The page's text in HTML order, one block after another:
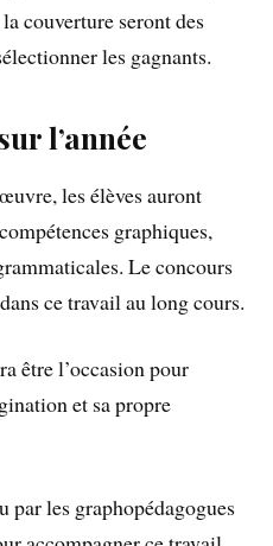
couverture seront des
les gagnants.
l’année
les élèves auront
graphiques,
Le concours
ce travail au long cours.
être l’occasion pour
et sa propre
par les graphopédagogues